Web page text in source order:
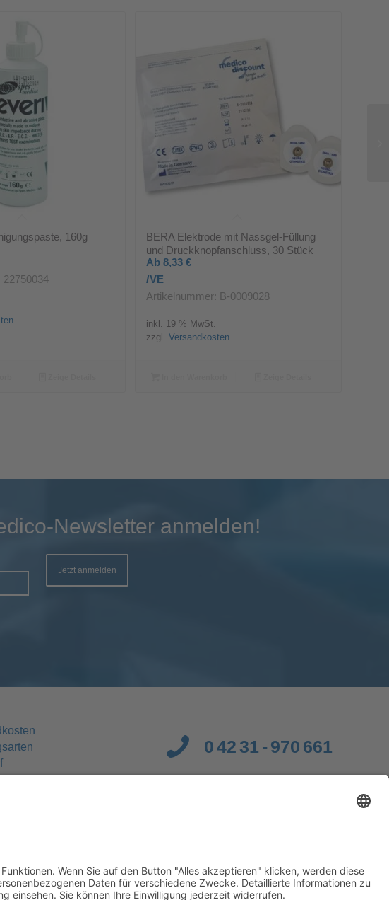
160g
22750034
BERA Elektrode mit Nassgel-Füllung
und Druckknopfanschluss, 30 Stück
Ab 8,33 €
/VE
Artikelnummer: B-0009028
inkl. 19 % MwSt.
zzgl. Versandkosten
Newsletter anmelden!
Jetzt anmelden
0 42 31 - 970 661